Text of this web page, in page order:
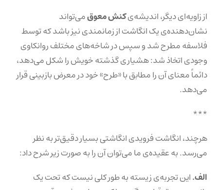
از زاویه‌ای دیگر، اندیشه‌یکنش معوقمی‌تواند
نشان‌دهنده‌ی یک انگاشت از زمانمندی نیز باشد که توسط
فلاسفه مطرح شد و سپس در شاخه‌های مختلف روانکاوی
وجودی اتخاذ شد: هشیاری گذشته خویش را شکل می‌دهد،
دائماً معنای آن را مطابق با «طرح» خود در معرض بازبینی قرار
می‌دهد.
***
هرچند، انگاشت فرویدی انگاشتی بسیار دقیق‌تر به نظر
می‌رسد. به عقیده‌ی ما می‌توان آن را به صورت زیر شرح داد:
الف.این تجربه‌ی زیسته به طور کلی نیست که تحت یک